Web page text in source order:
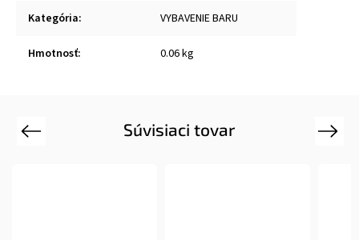
Kategória: VYBAVENIE BARU
Hmotnosť: 0.06 kg
Súvisiaci tovar
Previous Next